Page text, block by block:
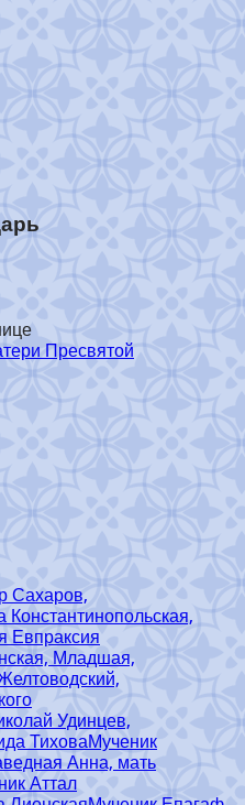
Пресвятой
Сахаров,
Евпраксия
Младшая,
Удинцев,
ТиховаМученик
Анна, мать
Аттал